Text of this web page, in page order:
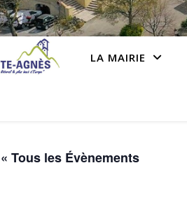
LA MAIRIE
« Tous les Évènements